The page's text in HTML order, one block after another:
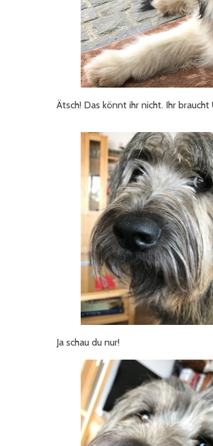
Ätsch! Das könnt ihr nicht. Ihr
Ja schau du nur!